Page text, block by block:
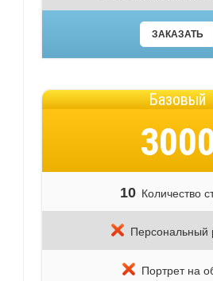
ЗАКАЗАТЬ
Базовый
10 Количество
Персональный
Портрет на